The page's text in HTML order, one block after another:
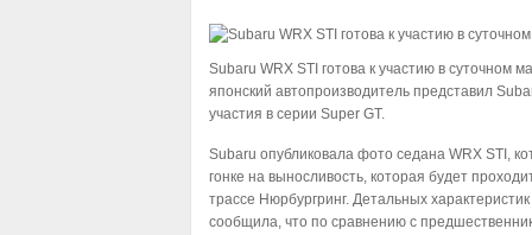
Subaru WRX STI готова к участию в суточном
японский автопроизводитель представил
участия в серии Super GT.
Subaru опубликовала фото седана WRX STI,
гонке на выносливость, которая будет
трассе Нюрбургринг. Детальных
сообщила, что по сравнению с